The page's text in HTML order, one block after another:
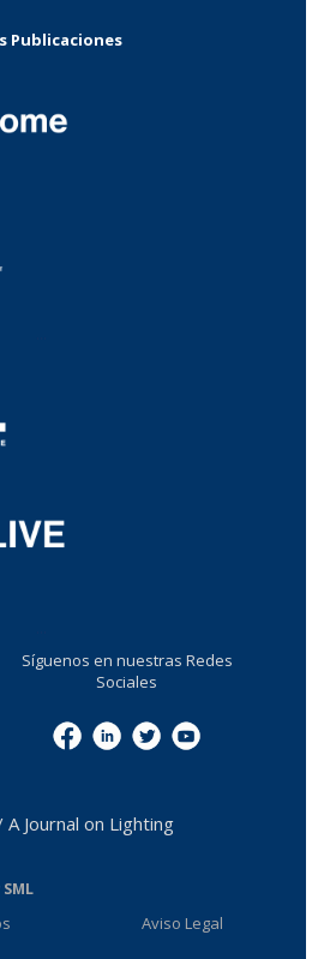
Publicaciones
Síguenos en nuestras Redes
Sociales
Journal on Lighting
SML
Aviso Legal